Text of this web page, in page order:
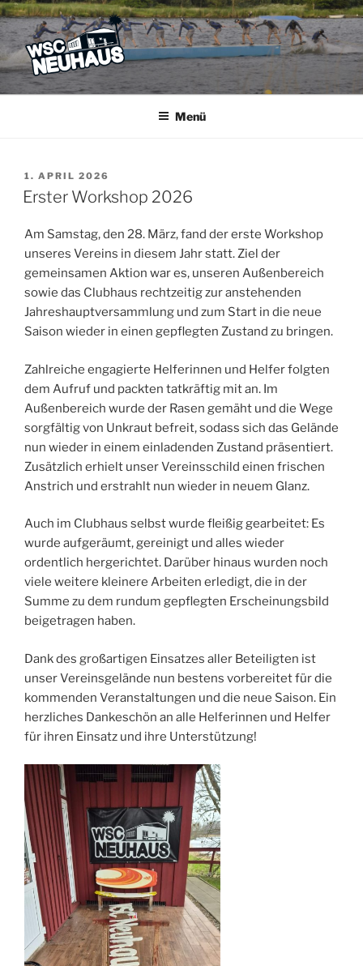
Zum
Inhalt
springen
WSC NEUHAUS
Der Verein mit dem Haus am See
Menü
VERÖFFENTLICHT
AM
1. APRIL 2026
Erster Workshop 2026
Am Samstag, den 28. März, fand der erste Workshop
unseres Vereins in diesem Jahr statt. Ziel der
gemeinsamen Aktion war es, unseren Außenbereich
sowie das Clubhaus rechtzeitig zur anstehenden
Jahreshauptversammlung und zum Start in die neue
Saison wieder in einen gepflegten Zustand zu bringen.
Zahlreiche engagierte Helferinnen und Helfer folgten
dem Aufruf und packten tatkräftig mit an. Im
Außenbereich wurde der Rasen gemäht und die Wege
sorgfältig von Unkraut befreit, sodass sich das Gelände
nun wieder in einem einladenden Zustand präsentiert.
Zusätzlich erhielt unser Vereinsschild einen frischen
Anstrich und erstrahlt nun wieder in neuem Glanz.
Auch im Clubhaus selbst wurde fleißig gearbeitet: Es
wurde aufgeräumt, gereinigt und alles wieder
ordentlich hergerichtet. Darüber hinaus wurden noch
viele weitere kleinere Arbeiten erledigt, die in der
Summe zu dem rundum gepflegten Erscheinungsbild
beigetragen haben.
Dank des großartigen Einsatzes aller Beteiligten ist
unser Vereinsgelände nun bestens vorbereitet für die
kommenden Veranstaltungen und die neue Saison. Ein
herzliches Dankeschön an alle Helferinnen und Helfer
für ihren Einsatz und ihre Unterstützung!